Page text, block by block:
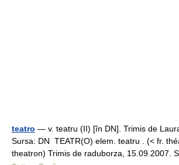
teatro — v. teatru (II) [în DN]. Trimis de
Sursa: DN TEATR(O) elem. teatru . (< fr.
theatron) Trimis de raduborza, 15.09.2007.